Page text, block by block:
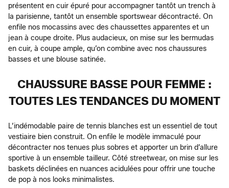
présentent en cuir épuré pour accompagner tantôt un trench à
la parisienne, tantôt un ensemble sportswear décontracté. On
enfile nos mocassins avec des chaussettes apparentes et un
jean à coupe droite. Plus audacieux, on mise sur les bermudas
en cuir, à coupe ample, qu’on combine avec nos chaussures
basses et une blouse satinée.
CHAUSSURE BASSE POUR FEMME :
TOUTES LES TENDANCES DU MOMENT
L’indémodable paire de tennis blanches est un essentiel de tout
vestiaire bien construit. On enfile le modèle immaculé pour
décontracter nos tenues plus sobres et apporter un brin d’allure
sportive à un ensemble tailleur. Côté streetwear, on mise sur les
baskets déclinées en nuances acidulées pour offrir une touche
de pop à nos looks minimalistes.